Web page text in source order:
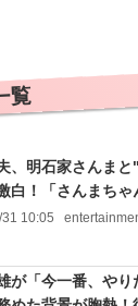
覧
、明石家さんま
白！「さんまちゃ
10:05
が「今一番、や